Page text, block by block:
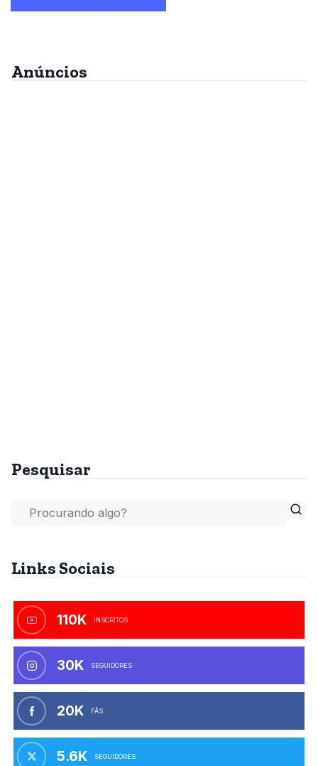
Anúncios
Pesquisar
Links Sociais
110K INSCRITOS
30K SEGUIDORES
20K FÃS
5.6K SEGUIDORES